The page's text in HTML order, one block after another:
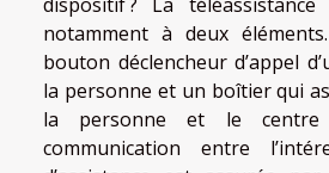
notamment à deux
bouton déclencheur d’appel
la personne et un boîtier qui
la personne et le centre
communication entre